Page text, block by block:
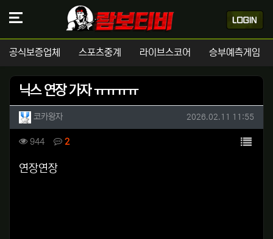
공식보증업체 스포츠중계 라이브스코어 승부예측게임
닉스 연장 가자 ㅠㅠㅠㅠ
작성자 정보
코카왕자작성 작성일
2026.02.11 11:55
컨텐츠 정보
944조회 2댓글 목록
본문
연장연장